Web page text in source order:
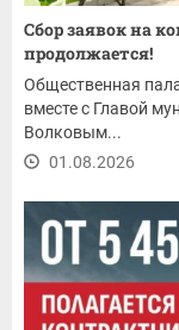
Сбор заявок на
продолжается!
Общественная
вместе с Главой
Волковым...
01.08.2026